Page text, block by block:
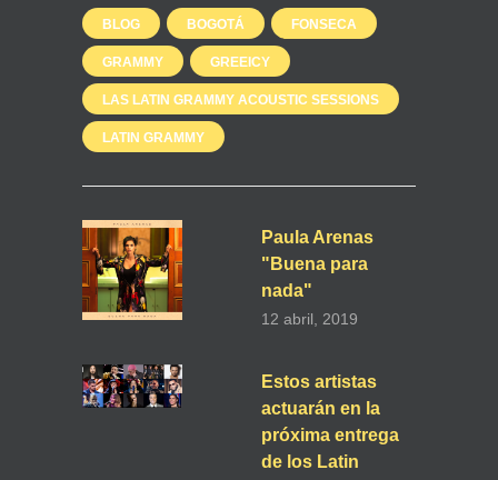
BLOG BOGOTÁ FONSECA
GRAMMY GREEICY
LAS LATIN GRAMMY ACOUSTIC SESSIONS
LATIN GRAMMY
Paula Arenas
"Buena para
nada"
12 abril, 2019
Estos artistas
actuarán en la
próxima entrega
de los Latin